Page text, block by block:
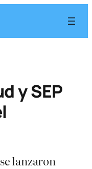
y SEP
lanzaron